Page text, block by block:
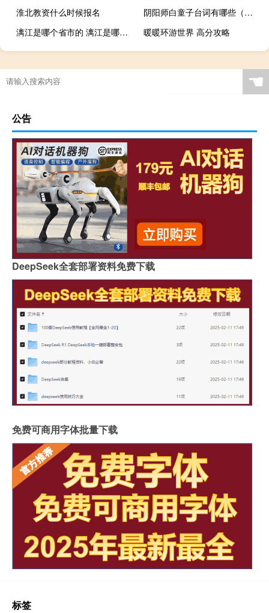
淮北教资什么时候报名
阴阳师白童子台词有哪些（阴阳师白童子台词 快吧手游）
漓江是哪个省市的 漓江是哪个省的景区
暖暖环游世界 高分攻略
☚
公告
DeepSeek全套部署资料免费下载
免费可商用字体批量下载
标签